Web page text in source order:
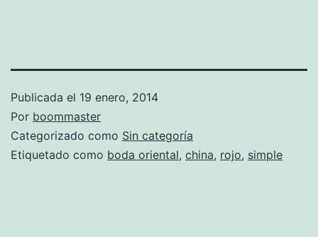
Publicada el 19 enero, 2014
Por boommaster
Categorizado como Sin categoría
Etiquetado como boda oriental, china, rojo, simple